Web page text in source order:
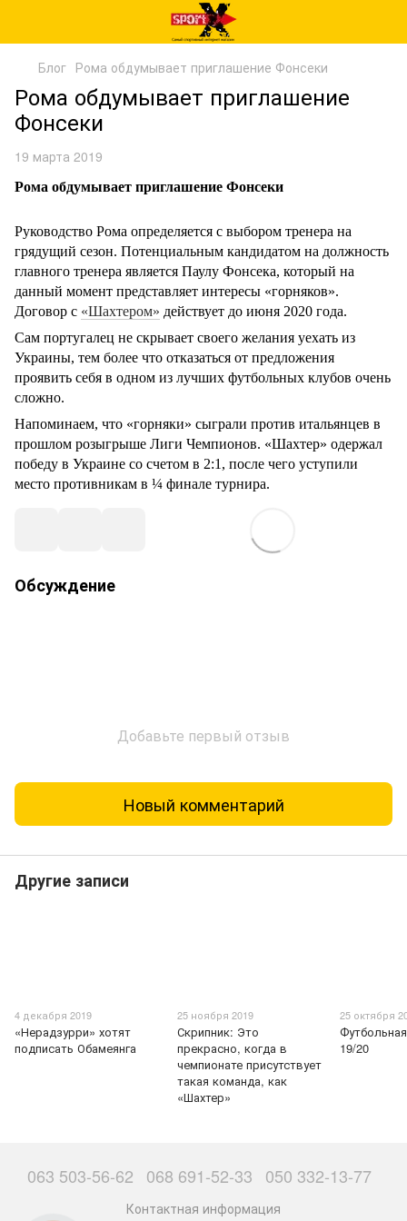
Блог Рома обдумывает приглашение Фонсеки
Рома обдумывает приглашение
Фонсеки
19 марта 2019
Рома обдумывает приглашение Фонсеки
Руководство Рома определяется с выбором тренера на
грядущий сезон. Потенциальным кандидатом на должность
главного тренера является Паулу Фонсека, который на
данный момент представляет интересы «горняков».
Договор с «Шахтером» действует до июня 2020 года.
Сам португалец не скрывает своего желания уехать из
Украины, тем более что отказаться от предложения
проявить себя в одном из лучших футбольных клубов очень
сложно.
Напоминаем, что «горняки» сыграли против итальянцев в
прошлом розыгрыше Лиги Чемпионов. «Шахтер» одержал
победу в Украине со счетом в 2:1, после чего уступили
место противникам в ¼ финале турнира.
Обсуждение
Добавьте первый отзыв
Новый комментарий
Другие записи
4 декабря 2019
«Нерадзурри» хотят
подписать Обамеянга
25 ноября 2019
Скрипник: Это
прекрасно, когда в
чемпионате присутствует
такая команда, как
«Шахтер»
25 октября
19/20
063 503-56-62 068 691-52-33 050 332-13-77
Контактная информация